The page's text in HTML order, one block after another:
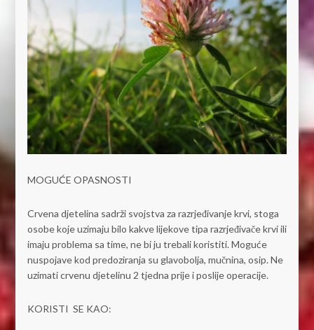
MOGUĆE OPASNOSTI
Crvena djetelina sadrži svojstva za razrjeđivanje krvi, stoga
osobe koje uzimaju bilo kakve lijekove tipa razrjeđivače krvi ili
imaju problema sa time, ne bi ju trebali koristiti. Moguće
nuspojave kod predoziranja su glavobolja, mučnina, osip. Ne
uzimati crvenu djetelinu 2 tjedna prije i poslije operacije.
KORISTI SE KAO: